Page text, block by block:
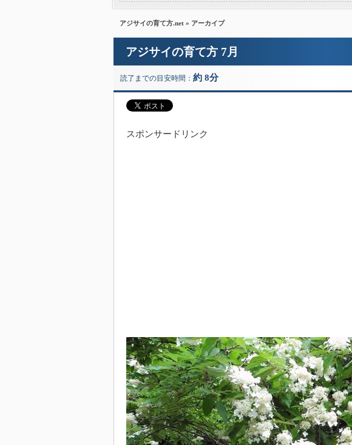
アジサイの育て方.net » アーカイブ
アジサイの育て方 7月
読了までの目安時間： 約 8分
スポンサードリンク